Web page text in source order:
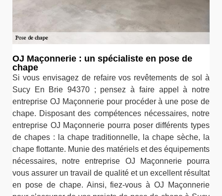
OJ Maçonnerie : un spécialiste en pose de
chape
Si vous envisagez de refaire vos revêtements de sol à
Sucy En Brie 94370 ; pensez à faire appel à notre
entreprise OJ Maçonnerie pour procéder à une pose de
chape. Disposant des compétences nécessaires, notre
entreprise OJ Maçonnerie pourra poser différents types
de chapes : la chape traditionnelle, la chape sèche, la
chape flottante. Munie des matériels et des équipements
nécessaires, notre entreprise OJ Maçonnerie pourra
vous assurer un travail de qualité et un excellent résultat
en pose de chape. Ainsi, fiez-vous à OJ Maçonnerie